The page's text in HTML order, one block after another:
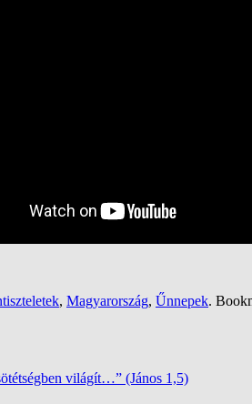
, Magyarország, Űnnepek.
világít…” (János 1,5)